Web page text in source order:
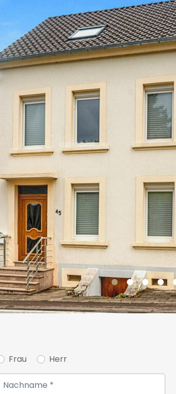
Zu dieser Immobilie
von der
Ein schöner Garten
Veranda lässt Sie in
nur zwei Minuten
Es sind einige
von ca. 380 m²
bis 5 zusätzliche
ein großes Haus mit
ideal für
(Architektenpläne
Eine ideale
Rendite von 7 %.
Für weitere
uns bitte unter +352 26
Frau Herr